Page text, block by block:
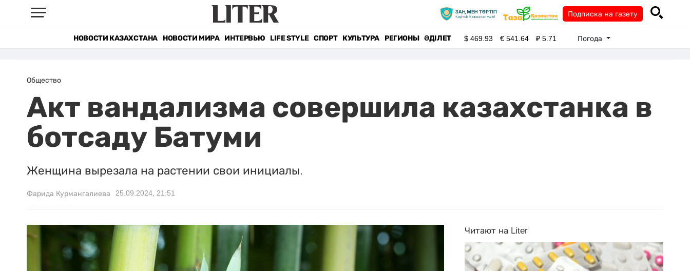
Подписка на газету
НОВОСТИ КАЗАХСТАНА НОВОСТИ МИРА ИНТЕРВЬЮ LIFE STYLE СПОРТ КУЛЬТУРА РЕГИОНЫ ӘДІЛЕТ $469.93 €541.64 ₽5.71 Погода
Общество
Акт вандализма совершила казахстанка в
ботсаду Батуми
Женщина вырезала на растении свои инициалы.
Фарида Курмангалиева 25.09.2024, 21:51
Читают на Liter